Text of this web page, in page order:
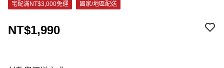
宅配滿NT$3,000免運 國家/地區配送
NT$1,990